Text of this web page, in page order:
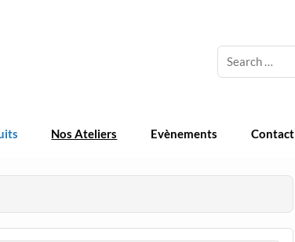
Naturelle
Nos Ateliers Evènements Contact